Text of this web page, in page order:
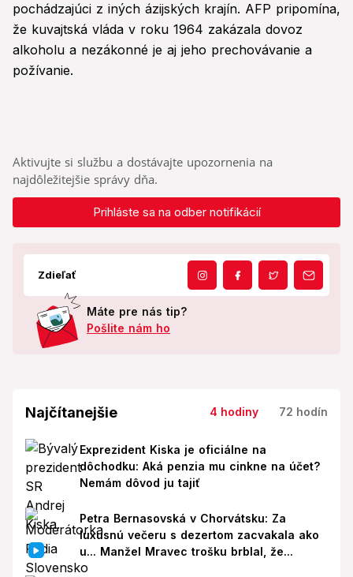
pochádzajúci z iných ázijských krajín. AFP pripomína,
že kuvajtská vláda v roku 1964 zakázala dovoz
alkoholu a nezákonné je aj jeho prechovávanie a
požívanie.
Aktivujte si službu a dostávajte upozornenia na
najdôležitejšie správy dňa.
Prihláste sa na odber notifikácií
Zdieľať
Máte pre nás tip?
Pošlite nám ho
Najčítanejšie 4 hodiny 72 hodín
Exprezident Kiska je oficiálne na
dôchodku: Aká penzia mu cinkne na účet?
Nemám dôvod ju tajiť
Petra Bernasovská v Chorvátsku: Za
luxusnú večeru s dezertom zacvakala ako
u... Manžel Mravec trošku brblal, že...